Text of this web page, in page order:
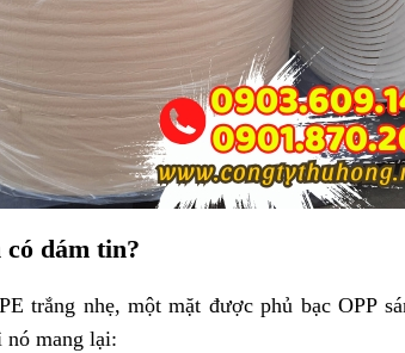
dám tin?
trắng nhẹ, một mặt được phủ bạc OPP
nó mang lại: